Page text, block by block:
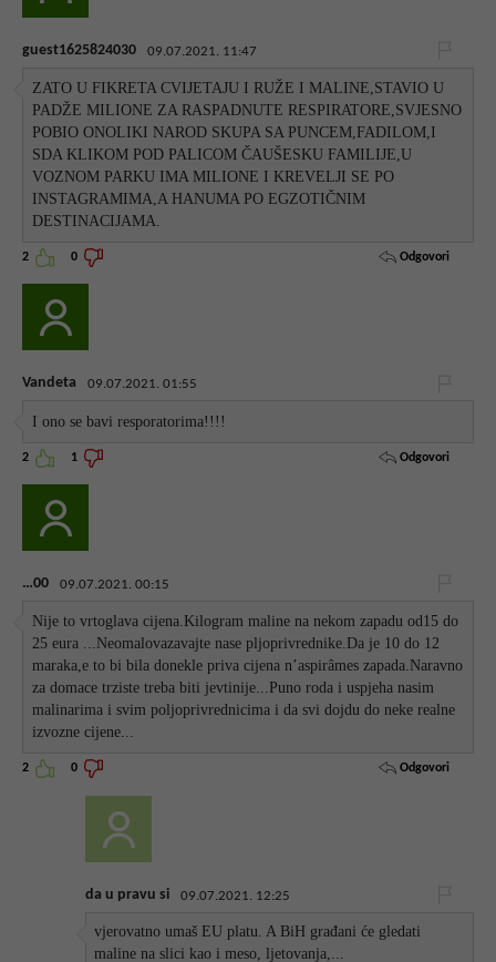
guest1625824030 09.07.2021. 11:47
ZATO U FIKRETA CVIJETAJU I RUŽE I MALINE,STAVIO U
PADŽE MILIONE ZA RASPADNUTE RESPIRATORE,SVJESNO
POBIO ONOLIKI NAROD SKUPA SA PUNCEM,FADILOM,I
SDA KLIKOM POD PALICOM ČAUŠESKU FAMILIJE,U
VOZNOM PARKU IMA MILIONE I KREVELJI SE PO
INSTAGRAMIMA,A HANUMA PO EGZOTIČNIM
DESTINACIJAMA.
2 0 Odgovori
Vandeta 09.07.2021. 01:55
I ono se bavi resporatorima!!!!
2 1 Odgovori
…00 09.07.2021. 00:15
Nije to vrtoglava cijena.Kilogram maline na nekom zapadu od15 do
25 eura ...Neomalovazavajte nase pljoprivrednike.Da je 10 do 12
maraka,e to bi bila donekle priva cijena n’aspirâmes zapada.Naravno
za domace trziste treba biti jevtinije...Puno roda i uspjeha nasim
malinarima i svim poljoprivrednicima i da svi dojdu do neke realne
izvozne cijene...
2 0 Odgovori
da u pravu si 09.07.2021. 12:25
vjerovatno umaš EU platu. A BiH građani će gledati
maline na slici kao i meso, ljetovanja,...